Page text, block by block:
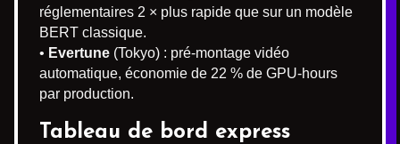
réglementaires 2 × plus rapide que sur un modèle
BERT classique.
• Evertune (Tokyo) : pré-montage vidéo
automatique, économie de 22 % de GPU-hours
par production.
Tableau de bord express